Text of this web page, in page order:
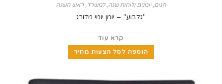
יומנים ולוחות שנה,למשרד, ראש השנה
"גלבוע" – יומן יומי מדורג
הוספה לסל הצעות מחיר